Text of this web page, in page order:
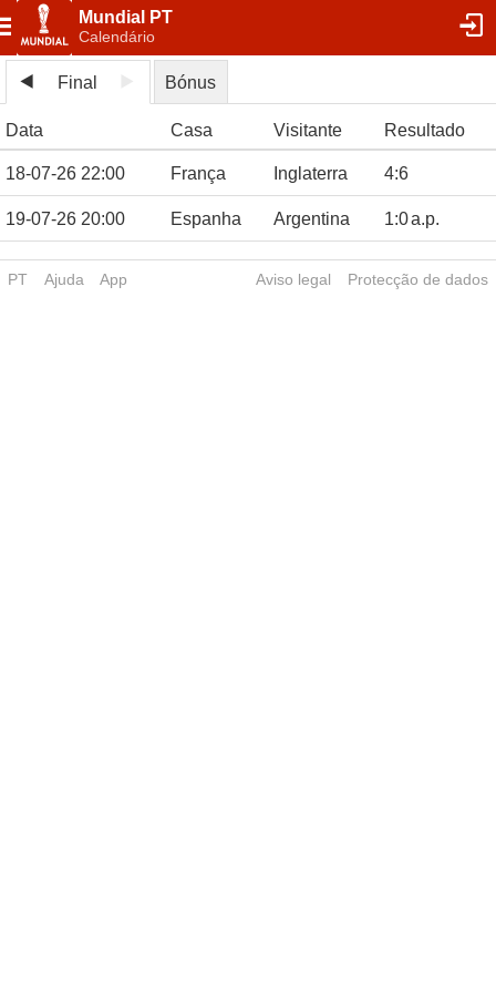
Mundial PT
Calendário
Final Bónus
Data Casa Visitante Resultado
18-07-26 22:00 França Inglaterra 4:6
19-07-26 20:00 Espanha Argentina 1:0a.p.
PT Ajuda App Aviso legal Protecção de dados